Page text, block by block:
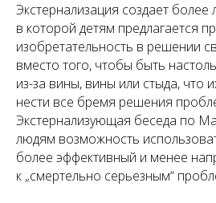
Экстернализация создает более
в которой детям предлагается
изобретательность в решении
вместо того, чтобы быть
из-за вины, вины или стыда, что
нести все бремя решения
Экстернализующая беседа по
людям возможность
более эффективный и менее
к „смертельно серьезным“